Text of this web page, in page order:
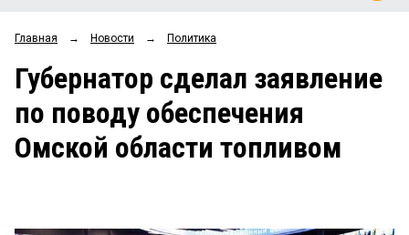
ОБЩЕСТВО
ЗАКОН
НОВОСТИ КОМПАНИЙ
Рейтинги
Блоги
Архив
Главная → Новости → Политика
Губернатор сделал заявление
по поводу обеспечения
Омской области топливом